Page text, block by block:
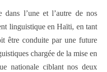
dans l’une et l’autre de nos
linguistique en Haïti, en tant
être conduite par une future
chargée de la mise en
nationale ciblant nos deux